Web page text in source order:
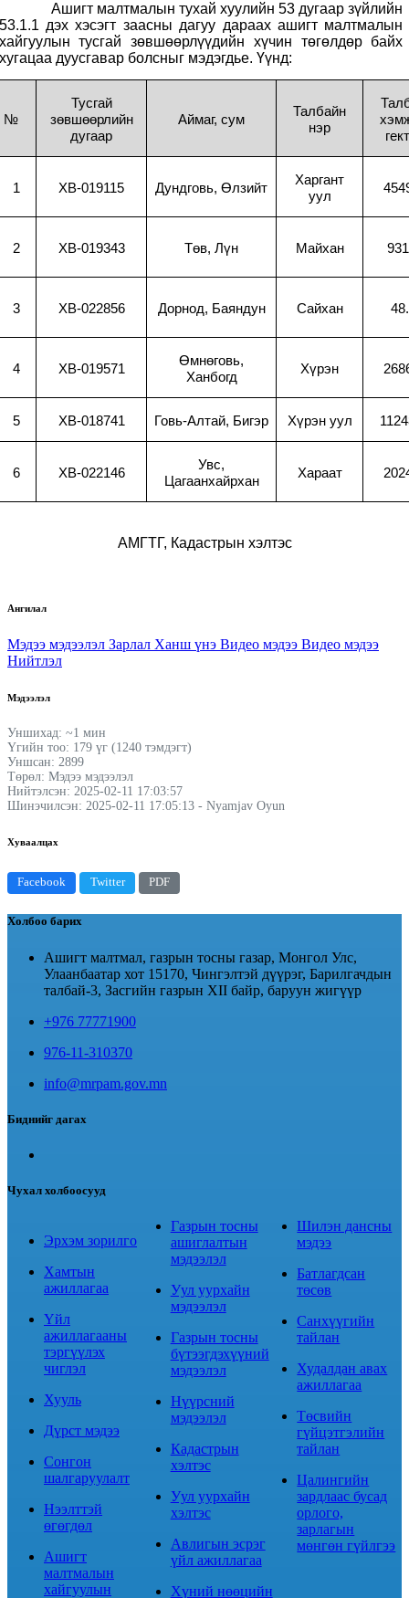
Ашигт малтмалын тухай хуулийн 53 дугаар зүйлийн
дэх хэсэгт заасны дагуу дараах ашигт малтмалын
тусгай зөвшөөрлүүдийн хүчин төгөлдөр байх
дуусгавар болсныг мэдэгдье. Үүнд:
№
Тусгай
зөвшөөрлийн
дугаар
Аймаг, сум
Талбайн
нэр
1 XB-019115 Дундговь, Өлзийт
Харгант
уул
2 XB-019343 Төв, Лүн Майхан
3 XB-022856 Дорнод, Баяндун Сайхан
4 XB-019571
Өмнөговь,
Ханбогд
Хүрэн
5 XB-018741 Говь-Алтай, Бигэр Хүрэн уул
6 XB-022146
Увс,
Цагаанхайрхан
Хараат
АМГТГ, Кадастрын хэлтэс
Ангилал
Мэдээ мэдээлэл Зарлал Ханш үнэ Видео мэдээ Видео мэдээ
Нийтлэл
Мэдээлэл
Уншихад: ~1 мин
Үгийн тоо: 179 үг (1240 тэмдэгт)
Уншсан: 2899
Төрөл: Мэдээ мэдээлэл
Нийтэлсэн: 2025-02-11 17:03:57
Шинэчилсэн: 2025-02-11 17:05:13 - Nyamjav Oyun
Хуваалцах
Facebook Twitter PDF
Холбоо барих
Ашигт малтмал, газрын тосны газар, Монгол Улс,
Улаанбаатар хот 15170, Чингэлтэй дүүрэг, Барилгачдын
талбай-3, Засгийн газрын XII байр, баруун жигүүр
+976 77771900
976-11-310370
info@mrpam.gov.mn
Биднийг дагах
Чухал холбоосууд
Эрхэм зорилго
Хамтын
ажиллагаа
Үйл
ажиллагааны
тэргүүлэх
чиглэл
Хууль
Дүрст мэдээ
Сонгон
шалгаруулалт
Нээлттэй
өгөгдөл
Ашигт
малтмалын
хайгуулын
Газрын тосны
ашиглалтын
мэдээлэл
Уул уурхайн
мэдээлэл
Газрын тосны
бүтээгдэхүүний
мэдээлэл
Нүүрсний
мэдээлэл
Кадастрын
хэлтэс
Уул уурхайн
хэлтэс
Авлигын эсрэг
үйл ажиллагаа
Хүний нөөцийн
Шилэн дансны
мэдээ
Батлагдсан
төсөв
Санхүүгийн
тайлан
Худалдан авах
ажиллагаа
Төсвийн
гүйцэтгэлийн
тайлан
Цалингийн
зардлаас бусад
орлого,
зарлагын
мөнгөн гүйлгээ